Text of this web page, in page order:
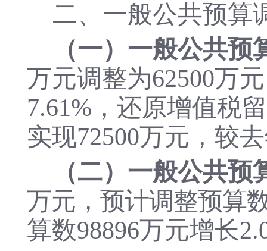
二、一般公共预算
（一）一般公共预
万元调整为62500万
7.61%，还原增值税
实现72500万元，较
（二）一般公共预
万元，预计调整预算
算数98896万元增长